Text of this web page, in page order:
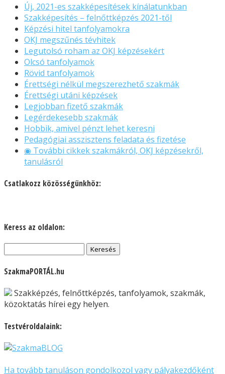
Új, 2021-es szakképesítések kínálatunkban
Szakképesítés – felnőttképzés 2021-től
Képzési hitel tanfolyamokra
OKJ megszűnés tévhitek
Legutolsó roham az OKJ képzésekért
Olcsó tanfolyamok
Rövid tanfolyamok
Érettségi nélkül megszerezhető szakmák
Érettségi utáni képzések
Legjobban fizető szakmák
Legérdekesebb szakmák
Hobbik, amivel pénzt lehet keresni
Pedagógiai asszisztens feladata és fizetése
◉ További cikkek szakmákról, OKJ képzésekről,
tanulásról
Csatlakozz közösségünkhöz:
Keress az oldalon:
SzakmaPORTÁL.hu
Szakképzés, felnőttképzés, tanfolyamok, szakmák,
közoktatás hírei egy helyen.
Testvéroldalaink:
Ha tovább tanuláson gondolkozol vagy pályakezdőként